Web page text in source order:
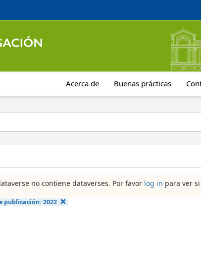
Acerca de Buenas prácticas
no contiene dataverses. Por favor log in para ver
publicación: 2022